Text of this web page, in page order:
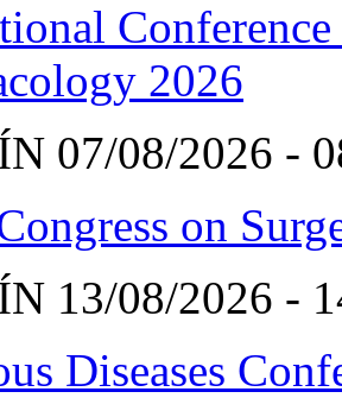
2026
07/08/2026 -
on
13/08/2026 -
Diseases